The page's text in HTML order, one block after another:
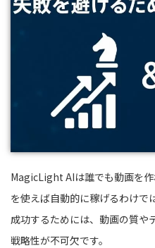
MagicLight AIは誰でも動画を
を使えば自動的に稼げるわけで
成功するためには、動画の質や
戦略性が不可欠です。